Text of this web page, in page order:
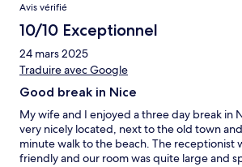
Avis vérifié
10/10 Exceptionnel
24 mars 2025
Traduire avec Google
Good break in Nice
My wife and I enjoyed a three day break in
very nicely located, next to the old town
minute walk to the beach. The receptionist
friendly and our room was quite large and